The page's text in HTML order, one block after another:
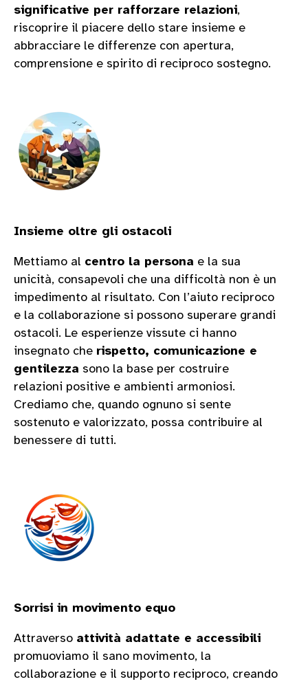
significative per rafforzare relazioni,
riscoprire il piacere dello stare insieme e
abbracciare le differenze con apertura,
comprensione e spirito di reciproco sostegno.
Insieme oltre gli ostacoli
Mettiamo al centro la persona e la sua
unicità, consapevoli che una difficoltà non è un
impedimento al risultato. Con l’aiuto reciproco
e la collaborazione si possono superare grandi
ostacoli. Le esperienze vissute ci hanno
insegnato che rispetto, comunicazione e
gentilezza sono la base per costruire
relazioni positive e ambienti armoniosi.
Crediamo che, quando ognuno si sente
sostenuto e valorizzato, possa contribuire al
benessere di tutti.
Sorrisi in movimento equo
Attraverso attività adattate e accessibili
promuoviamo il sano movimento, la
collaborazione e il supporto reciproco, creando